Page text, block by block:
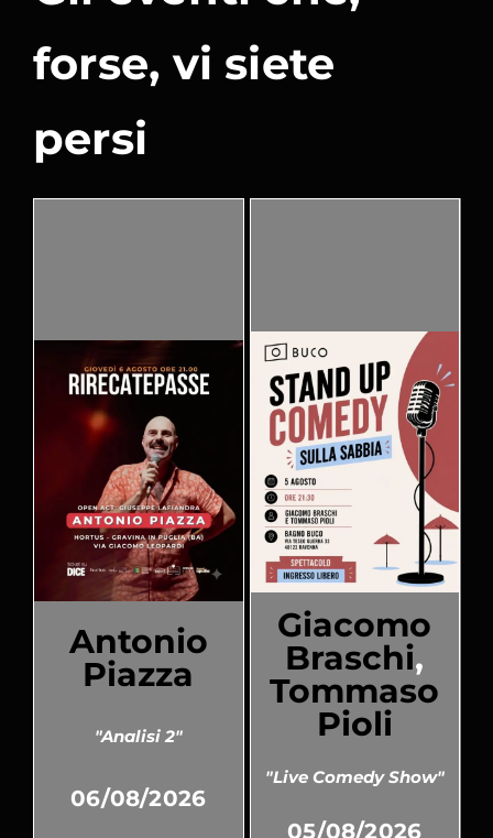
forse, vi siete
persi
Antonio
Piazza
"Analisi 2"
06/08/2026
Giacomo
Braschi,
Tommaso
Pioli
"Live Comedy Show"
05/08/2026